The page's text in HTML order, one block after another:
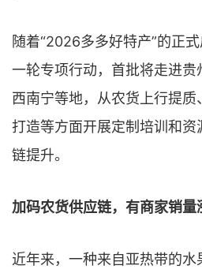
随着“2026多多好特产”的正
一轮专项行动，首批将走进
西南宁等地，从农货上行提
打造等方面开展定制培训和
链提升。
加码农货供应链，有商家销量
近年来，一种来自亚热带的